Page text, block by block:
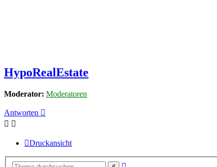
HypoRealEstate
Moderator: Moderatoren
Antworten
Druckansicht